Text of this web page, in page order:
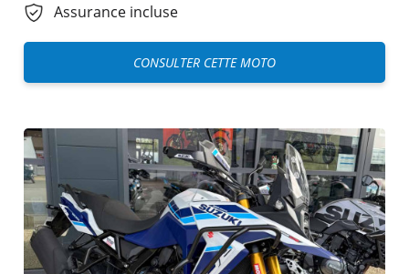
Assurance incluse
CONSULTER CETTE MOTO